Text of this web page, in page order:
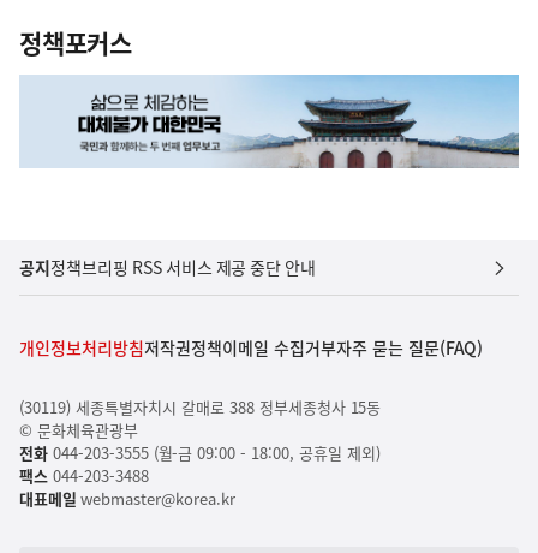
정책포커스
공지정책브리핑 RSS 서비스 제공 중단 안내
개인정보처리방침저작권정책이메일 수집거부자주 묻는 질문(FAQ)
(30119) 세종특별자치시 갈매로 388 정부세종청사 15동
© 문화체육관광부
전화044-203-3555 (월-금 09:00 - 18:00, 공휴일 제외)
팩스044-203-3488
대표메일 webmaster@korea.kr